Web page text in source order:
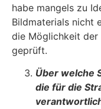
habe mangels zu
Bildmaterials nicht
die Möglichkeit der
geprüft.
Über welche
die für die